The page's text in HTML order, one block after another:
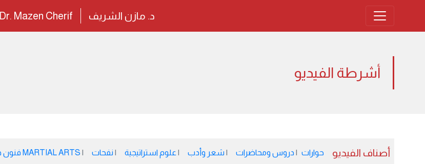
د. مازن الشريف Dr. Mazen Cherif
أشرطة الفيديو
أصناف الفيديو حوارات دروس ومحاضرات شعر وأدب علوم استراتيجية نفحات MARTIAL ARTS فنون دفاعية